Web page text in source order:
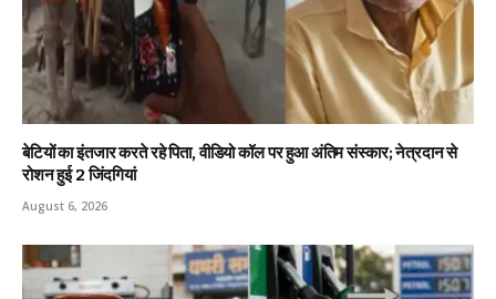
बेटियों का इंतजार करते रहे पिता, वीडियो कॉल पर हुआ अंतिम संस्कार; नेत्रदान से
रोशन हुई 2 जिंदगियां
August 6, 2026